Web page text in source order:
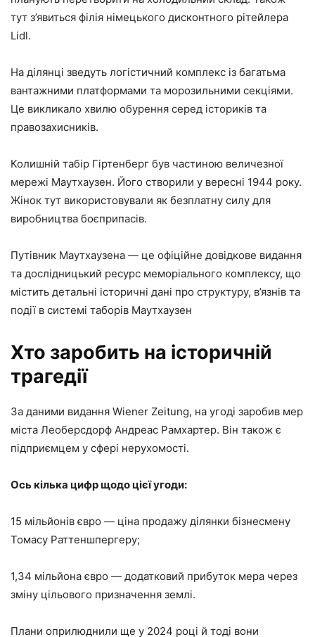
тут з’явиться філія німецького дисконтного рітейлера
Lidl.
На ділянці зведуть логістичний комплекс із багатьма
вантажними платформами та морозильними секціями.
Це викликало хвилю обурення серед істориків та
правозахисників.
Колишній табір Гіртенберг був частиною величезної
мережі Маутхаузен. Його створили у вересні 1944 року.
Жінок тут використовували як безплатну силу для
виробництва боєприпасів.
Путівник Маутхаузена — це офіційне довідкове видання
та дослідницький ресурс меморіального комплексу, що
містить детальні історичні дані про структуру, в’язнів та
події в системі таборів Маутхаузен
Хто заробить на історичній
трагедії
За даними видання Wiener Zeitung, на угоді заробив мер
міста Леоберсдорф Андреас Рамхартер. Він також є
підприємцем у сфері нерухомості.
Ось кілька цифр щодо цієї угоди:
15 мільйонів євро — ціна продажу ділянки бізнесмену
Томасу Раттеншпергеру;
1,34 мільйона євро — додатковий прибуток мера через
зміну цільового призначення землі.
Плани оприлюднили ще у 2024 році й тоді вони